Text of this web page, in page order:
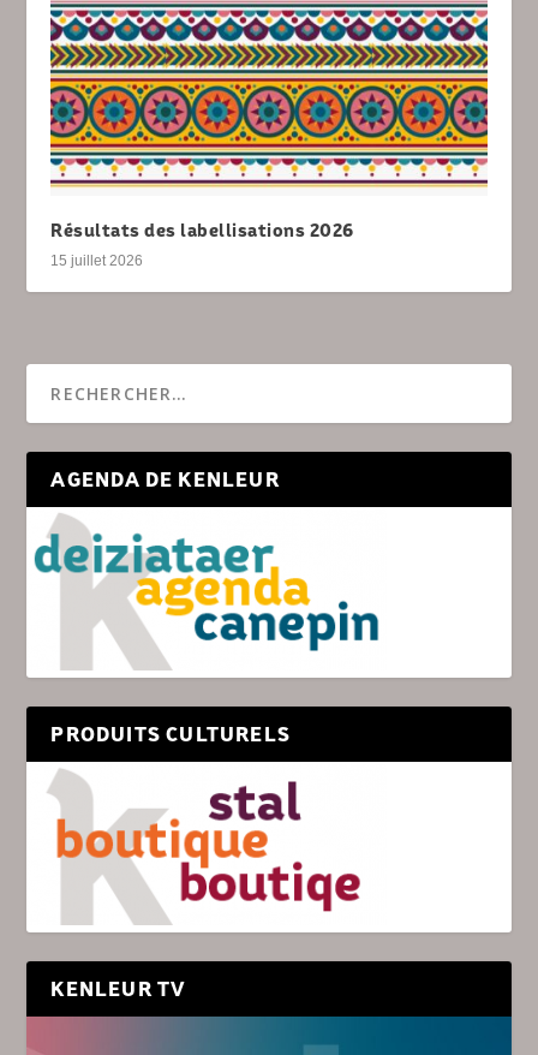
Résultats des labellisations 2026
15 juillet 2026
AGENDA DE KENLEUR
PRODUITS CULTURELS
KENLEUR TV